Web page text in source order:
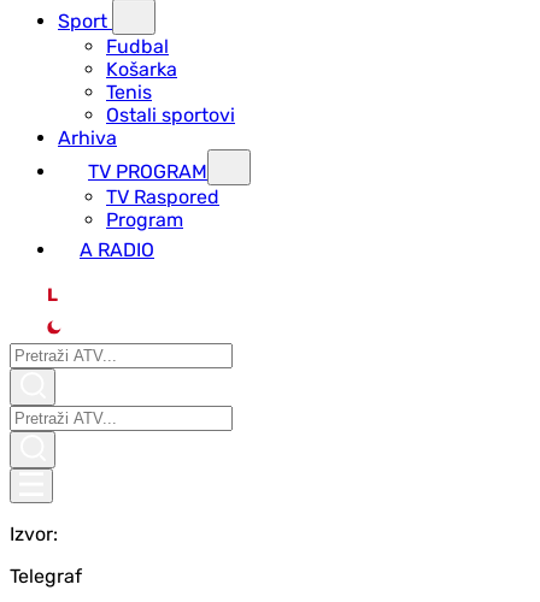
Sport
Fudbal
Košarka
Tenis
Ostali sportovi
Arhiva
TV PROGRAM
ТV Raspored
Program
A RADIO
L
Izvor:
Telegraf